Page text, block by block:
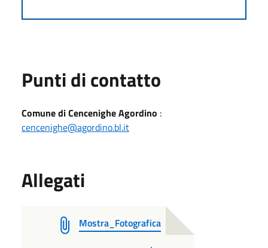
Punti di contatto
Comune di Cencenighe Agordino :
cencenighe@agordino.bl.it
Allegati
Mostra_Fotografica